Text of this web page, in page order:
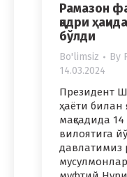
Рамазон
қадри
бўлди
Bo'limsiz By
14.03.2024
Президент
ҳаёти
мақсадида
вилоятига
давлатимиз